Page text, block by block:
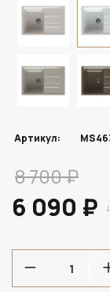
Артикул:
8 700 ₽
6 090 ₽